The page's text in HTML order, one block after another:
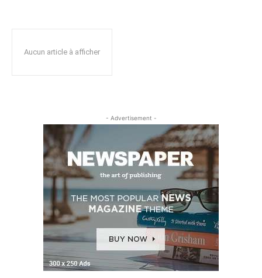
Aucun article à afficher
- Advertisement -